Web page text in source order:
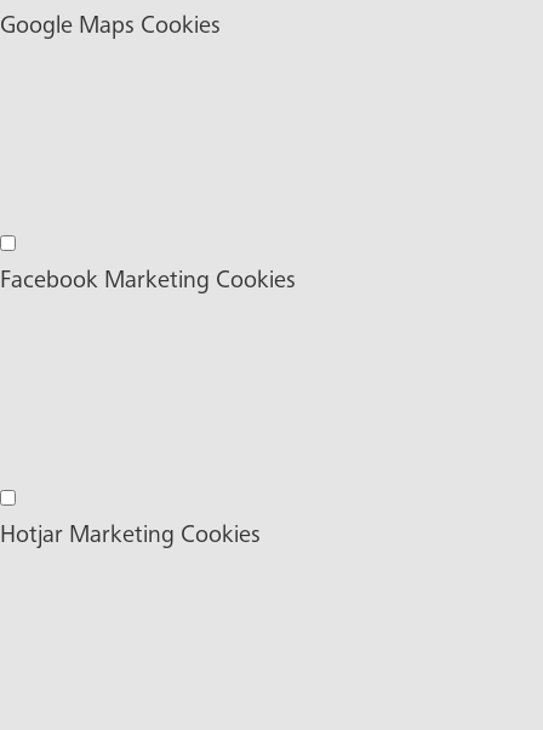
Google Ads Marketing Cookies
Google Maps Cookies
Google Maps Cookies
Facebook Marketing Cookies
Facebook Marketing Cookies
Hotjar Marketing Cookies